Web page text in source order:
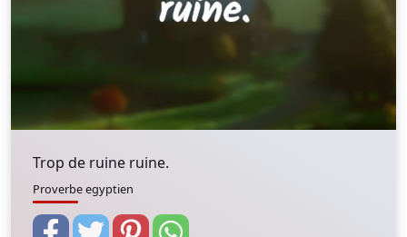
Trop de ruine ruine.
Proverbe egyptien